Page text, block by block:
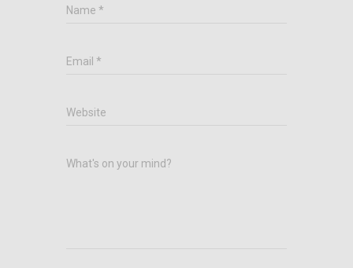
Name *
Email *
Website
What's on your mind?